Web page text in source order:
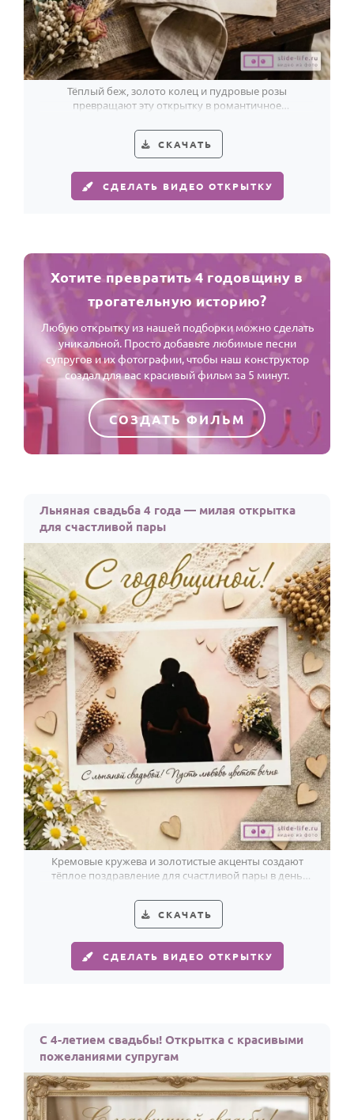
Тёплый беж, золото колец и пудровые розы
превращают эту открытку в романтичное
СКАЧАТЬ
СДЕЛАТЬ ВИДЕО ОТКРЫТКУ
Хотите превратить 4 годовщину в
трогательную историю?
Любую открытку из нашей подборки можно сделать
уникальной. Просто добавьте любимые песни
супругов и их фотографии, чтобы наш конструктор
создал для вас красивый фильм за 5 минут.
СОЗДАТЬ ФИЛЬМ
Льняная свадьба 4 года — милая открытка
для счастливой пары
Кремовые кружева и золотистые акценты создают
тёплое поздравление для счастливой пары в день
СКАЧАТЬ
СДЕЛАТЬ ВИДЕО ОТКРЫТКУ
С 4-летием свадьбы! Открытка с красивыми
пожеланиями супругам